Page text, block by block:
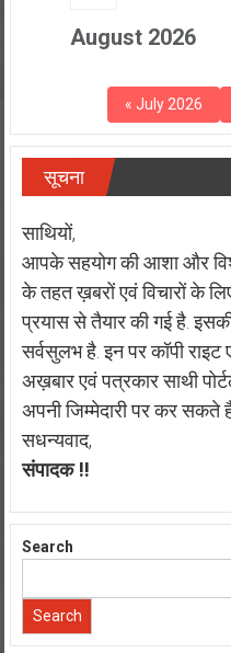
August 2026
« July 2026
सूचना
साथियों,
आपके सहयोग की आशा और
के तहत ख़बरों एवं विचारों के
प्रयास से तैयार की गई है.
सर्वसुलभ है. इन पर कॉपी राइट
अख़बार एवं पत्रकार साथी
अपनी जिम्मेदारी पर कर सकते
सधन्यवाद,
संपादक !!
Search
Search